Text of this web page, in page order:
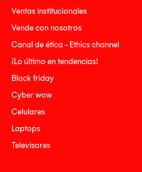
Ventas institucionales
Vende con nosotros
Canal de ética - Ethics channel
¡Lo último en tendencias!
Black friday
Cyber wow
Celulares
Laptops
Televisores